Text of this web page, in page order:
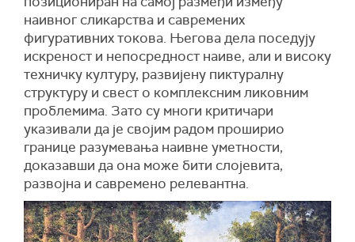
наивног сликарства и савремених
фигуративних токова. Његова дела поседују
искреност и непосредност наиве, али и високу
техничку културу, развијену пиктуралну
структуру и свест о комплексним ликовним
проблемима. Зато су многи критичари
указивали да је својим радом проширио
границе разумевања наивне уметности,
доказавши да она може бити слојевита,
развојна и савремено релевантна.